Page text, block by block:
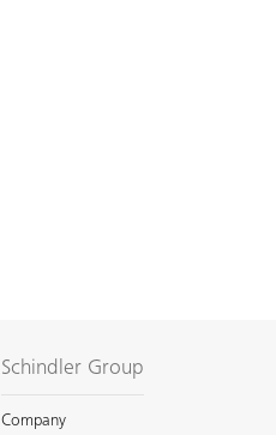
Schindler Group
Company